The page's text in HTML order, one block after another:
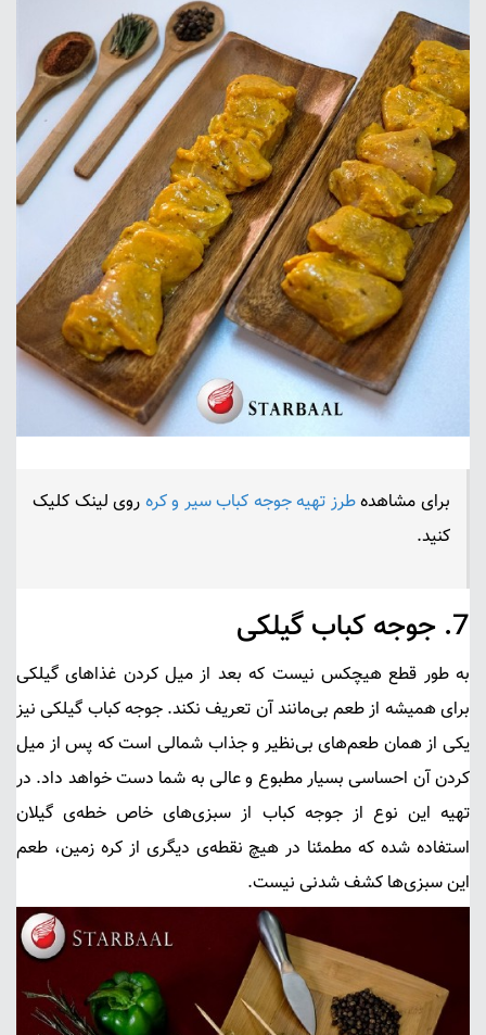
برای مشاهدهطرز تهیه جوجه کباب سیر و کره روی لینک کلیک
کنید.
7. جوجه کباب گیلکی
به طور قطع هیچکس نیست که بعد از میل کردن غذاهای گیلکی
برای همیشه از طعم بی‌مانند آن تعریف نکند.جوجه کباب گیلکینیز
یکی از همان طعم‌های بی‌نظیر و جذاب شمالی است که پس از میل
کردن آن احساسی بسیار مطبوع و عالی به شما دست خواهد داد. در
تهیه این نوع از جوجه کباب از سبزی‌های خاص خطه‌ی گیلان
استفاده شده که مطمئنا در هیچ نقطه‌ی دیگری از کره زمین، طعم
این سبزی‌ها کشف شدنی نیست.